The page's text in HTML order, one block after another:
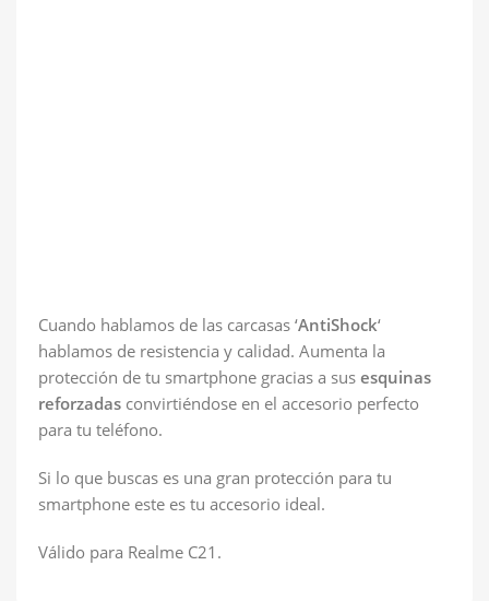
Cuando hablamos de las carcasas ‘AntiShock‘
hablamos de resistencia y calidad. Aumenta la
protección de tu smartphone gracias a sus esquinas
reforzadas convirtiéndose en el accesorio perfecto
para tu teléfono.
Si lo que buscas es una gran protección para tu
smartphone este es tu accesorio ideal.
Válido para Realme C21.